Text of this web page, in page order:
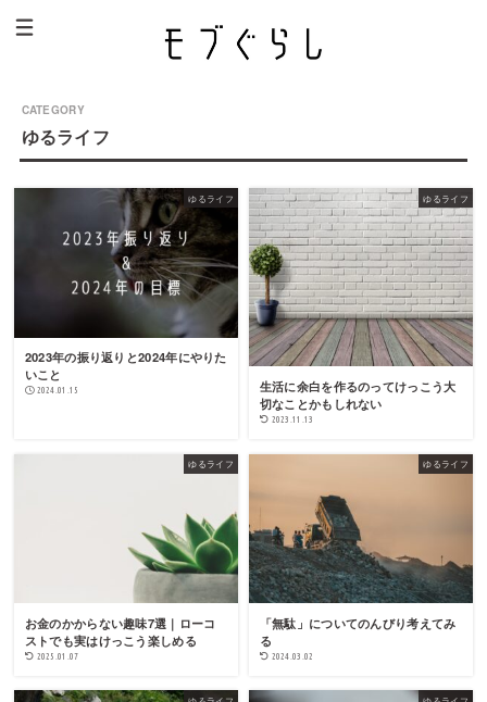
ゆるライフ
ゆるライフ
2023年の振り返りと2024年にやりた
いこと
2024.01.15
ゆるライフ
生活に余白を作るのってけっこう大
切なことかもしれない
2023.11.13
ゆるライフ
お金のかからない趣味7選｜ローコ
ストでも実はけっこう楽しめる
2025.01.07
ゆるライフ
「無駄」についてのんびり考えてみ
る
2024.03.02